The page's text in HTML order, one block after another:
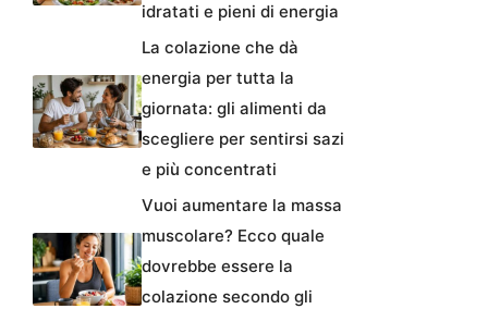
idratati e pieni di energia
La colazione che dà
energia per tutta la
giornata: gli alimenti da
scegliere per sentirsi sazi
e più concentrati
Vuoi aumentare la massa
muscolare? Ecco quale
dovrebbe essere la
colazione secondo gli